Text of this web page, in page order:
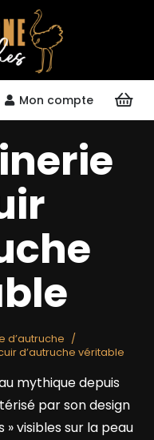
Mon compte
d’autruche /
d’autruche véritable
mythique depuis
par sondesign
» visibles sur la peau